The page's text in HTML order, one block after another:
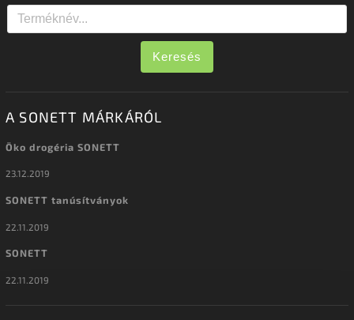
Keresés
A SONETT MÁRKÁRÓL
Öko drogéria SONETT
23.12.2019
SONETT tanúsítványok
22.11.2019
SONETT
22.11.2019